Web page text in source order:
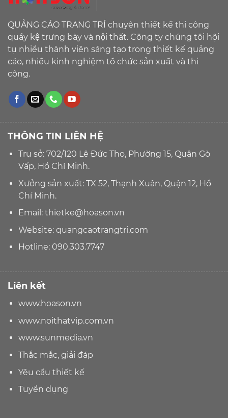
QUẢNG CÁO TRANG TRÍ chuyên thiết kế thi công
quầy kệ trưng bày và nội thất. Công ty chúng tôi hội
tụ nhiều thành viên sáng tạo trong thiết kế quảng
cáo, nhiều kinh nghiệm tổ chức sản xuất và thi
công.
THÔNG TIN LIÊN HỆ
Trụ sở: 702/120 Lê Đức Thọ, Phường 15, Quận Gò
Vấp, Hồ Chí Minh.
Xưởng sản xuất: TX 52, Thạnh Xuân, Quận 12, Hồ
Chí Minh.
Email: thietke@hoason.vn
Website:quangcaotrangtri.com
Hotline: 090.303.7747
Liên kết
www.hoason.vn
www.noithatvip.com.vn
www.sunmedia.vn
Thắc mắc, giải đáp
Yêu cầu thiết kế
Tuyển dụng